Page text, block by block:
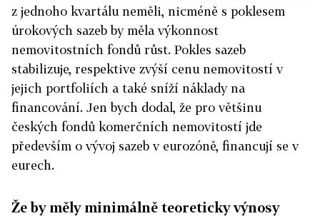
z jednoho kvartálu neměli, nicméně s poklesem
úrokových sazeb by měla výkonnost
nemovitostních fondů růst. Pokles sazeb
stabilizuje, respektive zvýší cenu nemovitostí v
jejich portfoliích a také sníží náklady na
financování. Jen bych dodal, že pro většinu
českých fondů komerčních nemovitostí jde
především o vývoj sazeb v eurozóně, financují se v
eurech.
Že by měly minimálně teoreticky výnosy